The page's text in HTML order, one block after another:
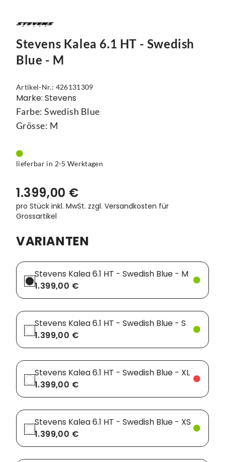
Reflex-Produkte
Regenbekleidung
Socken
Streetwear
Überschuhe
Westen
Urban
Kurbelgarnituren
Laufräder
Naben
Pedale
Sattelstützen
Ständer
Vorbauten
Zahnkränze
Flaschenhalter
Gepäckträger
Kindersitze
Klingeln & Hupen
Rucksäcke
Schutzbleche
Smartphonehalter
Spiegel
Taschen
Trainingsrollen
Wandhalterung
Stevens Kalea 6.1 HT - Swedish
Blue - M
Artikel-Nr.: 426131309
Marke: Stevens
Farbe: Swedish Blue
Grösse: M
lieferbar in 2-5 Werktagen
1.399,00 €
pro Stück inkl. MwSt. zzgl. Versandkosten für
Grossartikel
VARIANTEN
Stevens Kalea 6.1 HT - Swedish Blue - M
1.399,00 €
Stevens Kalea 6.1 HT - Swedish Blue - S
1.399,00 €
Stevens Kalea 6.1 HT - Swedish Blue - XL
1.399,00 €
Stevens Kalea 6.1 HT - Swedish Blue - XS
1.399,00 €